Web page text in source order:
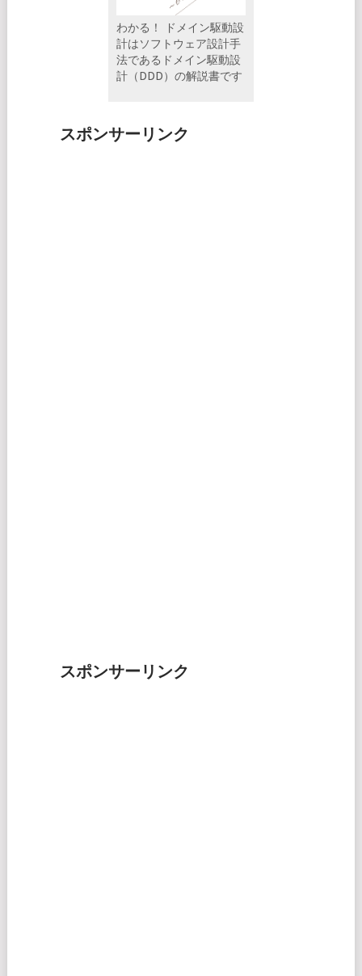
わかる！ ドメイン駆動設
計はソフトウェア設計手
法であるドメイン駆動設
計（DDD）の解説書です
スポンサーリンク
スポンサーリンク